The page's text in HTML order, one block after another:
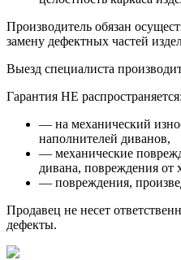
Производитель обязан
замену дефектных частей
Выезд специалиста
Гарантия НЕ распространяется:
— на механический
наполнителей диванов,
— механические
дивана, повреждения от
— повреждения,
Продавец не несет
дефекты.